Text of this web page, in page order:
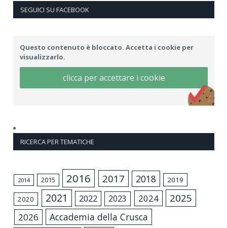
SEGUICI SU FACEBOOK
Questo contenuto è bloccato. Accetta i cookie per
visualizzarlo.
clicca per accettare i cookie
RICERCA PER TEMATICHE
2014 2015 2016 2017 2018 2019
2020 2021 2022 2023 2024 2025
2026 Accademia della Crusca